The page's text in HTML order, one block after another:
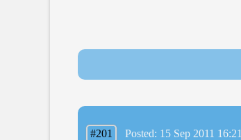
#201 Posted: 15 Sep 2011 16:21